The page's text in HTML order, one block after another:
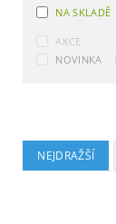
NA SKLADĚ
AKCE
NOVINKA
NEJDRAŽŠÍ